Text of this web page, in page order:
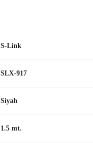
S-Link
SLX-917
Siyah
1.5 mt.